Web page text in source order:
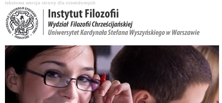
tekstowa wersja strony dla niewidomych